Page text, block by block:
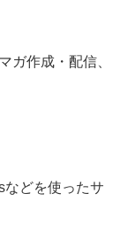
ガ作成・配信、
などを使ったサ